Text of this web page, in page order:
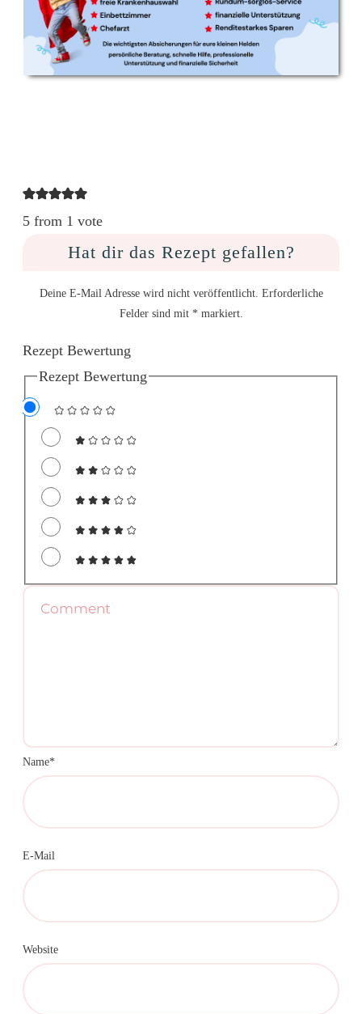
5 from 1 vote
Hat dir das Rezept gefallen?
Deine E-Mail Adresse wird nicht veröffentlicht. Erforderliche
Felder sind mit * markiert.
Rezept Bewertung
Rezept Bewertung
Name*
E-Mail
Website